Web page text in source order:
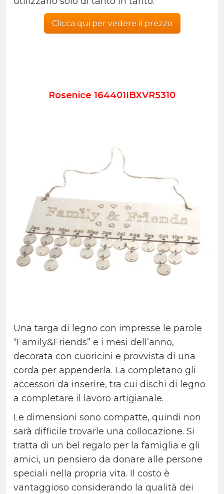
Clicca qui per vedere il prezzo
Rosenice 164401IBXVR5310
Una targa di legno con impresse le parole
“Family&Friends” e i mesi dell’anno,
decorata con cuoricini e provvista di una
corda per appenderla. La completano gli
accessori da inserire, tra cui dischi di legno
a completare il lavoro artigianale.
Le dimensioni sono compatte, quindi non
sarà difficile trovarle una collocazione. Si
tratta di un bel regalo per la famiglia e gli
amici, un pensiero da donare alle persone
speciali nella propria vita. Il costo è
vantaggioso considerando la qualità dei